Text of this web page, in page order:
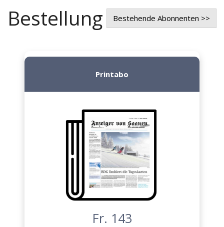
Bestellung Bestehende Abonnenten >>
Printabo
Fr. 143